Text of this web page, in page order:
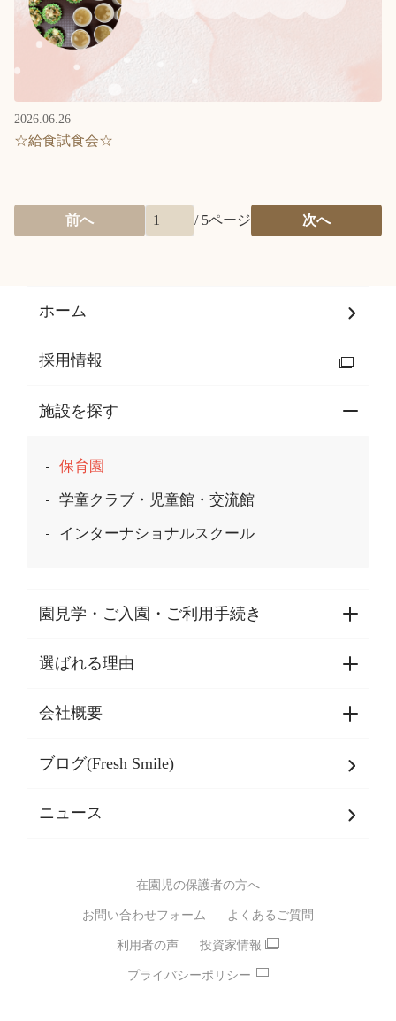
2026.06.26
☆給食試食会☆
前へ / 5ページ 次へ
ホーム
採用情報
施設を探す
保育園
学童クラブ・児童館・交流館
インターナショナルスクール
園見学・ご入園・ご利用手続き
園見学・ご入園・ご利用手続き
東京都認証保育所空き状況
選ばれる理由
選ばれる理由一覧
乳児期・幼児期・
バイリンガル保育園
スポーツ保育園
モンテッソーリ式保育園
STEAMS保育・学童
えいご
会社概要
会社概要
SDGsについて
ブログ(Fresh Smile)
ニュース
在園児の保護者の方へ
お問い合わせフォーム よくあるご質問
利用者の声 投資家情報
プライバシーポリシー